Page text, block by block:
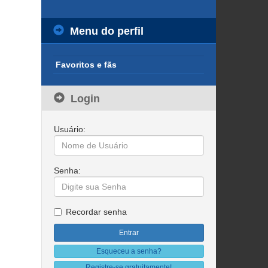
Menu do perfil
Favoritos e fãs
Login
Usuário:
Senha:
Recordar senha
Esqueceu a senha?